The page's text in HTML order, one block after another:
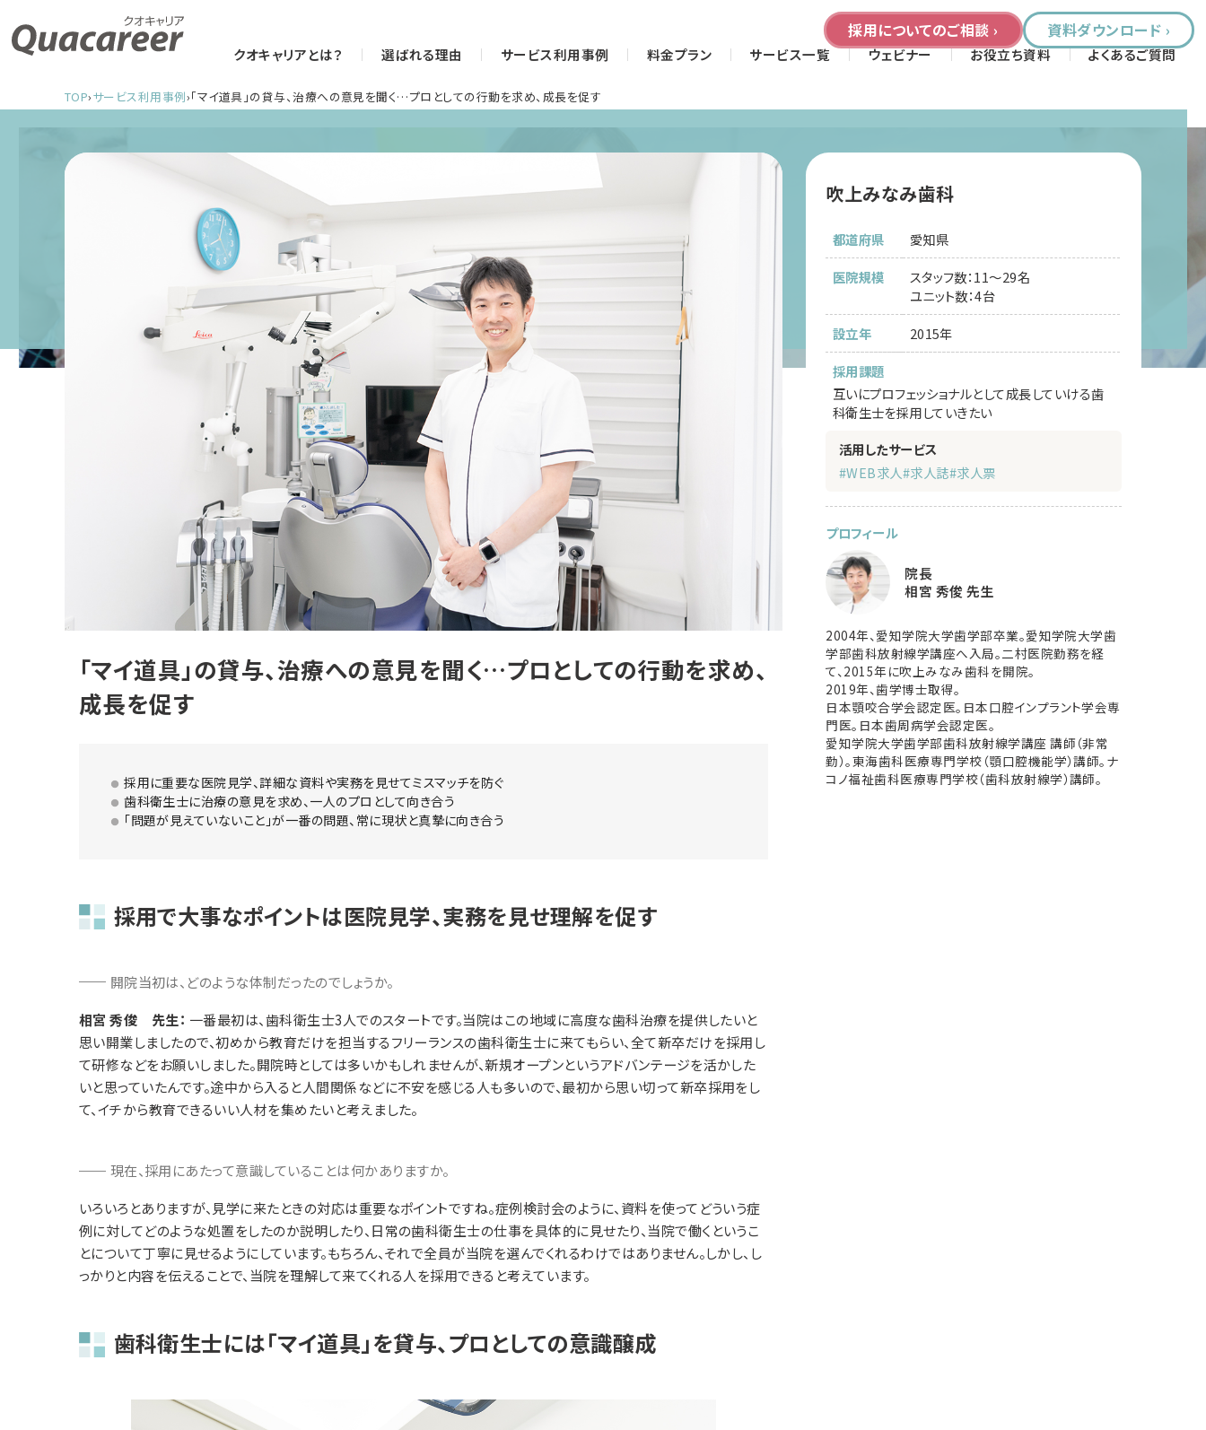
クオキャリアとは？ 選ばれる理由 サービス利用事例 料金プラン サービス一覧 ウェビナー お役立ち資料 よくあるご質問
採用についてのご相談 › 資料ダウンロード ›
TOP›サービス利用事例›「マイ道具」の貸与、治療への意見を聞く…プロとしての行動を求め、成長を促す
「マイ道具」の貸与、治療への意見を聞く…プロとしての行動を求め、
成長を促す
採用に重要な医院見学、詳細な資料や実務を見せてミスマッチを防ぐ
歯科衛生士に治療の意見を求め、一人のプロとして向き合う
「問題が見えていないこと」が一番の問題、常に現状と真摯に向き合う
採用で大事なポイントは医院見学、実務を見せ理解を促す
開院当初は、どのような体制だったのでしょうか。
相宮 秀俊 先生： 一番最初は、歯科衛生士3人でのスタートです。当院はこの地域に高度な歯科治療を提供したいと
思い開業しましたので、初めから教育だけを担当するフリーランスの歯科衛生士に来てもらい、全て新卒だけを採用し
て研修などをお願いしました。開院時としては多いかもしれませんが、新規オープンというアドバンテージを活かした
いと思っていたんです。途中から入ると人間関係などに不安を感じる人も多いので、最初から思い切って新卒採用をし
て、イチから教育できるいい人材を集めたいと考えました。
現在、採用にあたって意識していることは何かありますか。
いろいろとありますが、見学に来たときの対応は重要なポイントですね。症例検討会のように、資料を使ってどういう症
例に対してどのような処置をしたのか説明したり、日常の歯科衛生士の仕事を具体的に見せたり、当院で働くというこ
とについて丁寧に見せるようにしています。もちろん、それで全員が当院を選んでくれるわけではありません。しかし、し
っかりと内容を伝えることで、当院を理解して来てくれる人を採用できると考えています。
歯科衛生士には「マイ道具」を貸与、プロとしての意識醸成
吹上みなみ歯科
都道府県
愛知県
医院規模
スタッフ数：11～29名
ユニット数：4台
設立年
2015年
採用課題
互いにプロフェッショナルとして成長していける歯
科衛生士を採用していきたい
活用したサービス
#WEB求人#求人誌#求人票
プロフィール
院長
相宮 秀俊 先生
2004年、愛知学院大学歯学部卒業。愛知学院大学歯
学部歯科放射線学講座へ入局。二村医院勤務を経
て、2015年に吹上みなみ歯科を開院。
2019年、歯学博士取得。
日本顎咬合学会認定医。日本口腔インプラント学会専
門医。日本歯周病学会認定医。
愛知学院大学歯学部歯科放射線学講座 講師（非常
勤）。東海歯科医療専門学校（顎口腔機能学）講師。ナ
コノ福祉歯科医療専門学校（歯科放射線学）講師。